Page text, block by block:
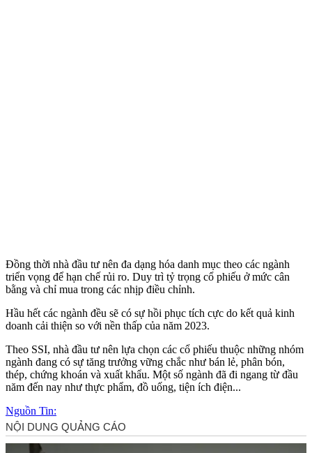
Đồng thời nhà đầu tư nên đa dạng hóa danh mục theo các ngành
triển vọng để hạn chế rủi ro. Duy trì tỷ trọng cổ phiếu ở mức cân
bằng và chỉ mua trong các nhịp điều chỉnh.
Hầu hết các ngành đều sẽ có sự hồi phục tích cực do kết quả kinh
doanh cải thiện so với nền thấp của năm 2023.
Theo SSI, nhà đầu tư nên lựa chọn các cổ phiếu thuộc những nhóm
ngành đang có sự tăng trưởng vững chắc như bán lẻ, phân bón,
thép, chứng khoán và xuất khẩu. Một số ngành đã đi ngang từ đầu
năm đến nay như thực phẩm, đồ uống, tiện ích điện...
Nguồn Tin: